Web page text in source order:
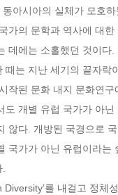
동아시아의 실체가 모호
가의 문학과 역사에 대
데에는 소홀했던 것이다.
때는 지난 세기의 끝자
작된 문화 내지 문화연
도 개별 유럽 국가가 아
않다. 개방된 국경으로
국가가 아닌 유럽이라
Diversity’를 내걸고 정